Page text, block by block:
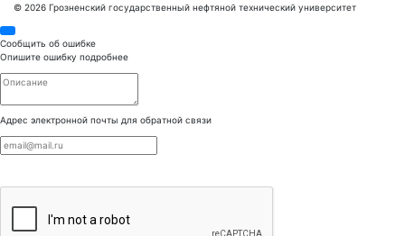
© 2026 Грозненский государственный нефтяной технический университет
Сообщить об ошибке
Опишите ошибку подробнее
Адрес электронной почты для обратной связи